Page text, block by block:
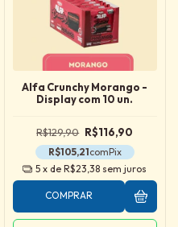
Alfa Crunchy Morango -
Display com 10 un.
R$129,90 R$116,90
R$105,21comPix
5 x deR$23,38 sem juros
COMPRAR